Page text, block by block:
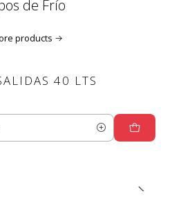
de Frío
products
40 LTS